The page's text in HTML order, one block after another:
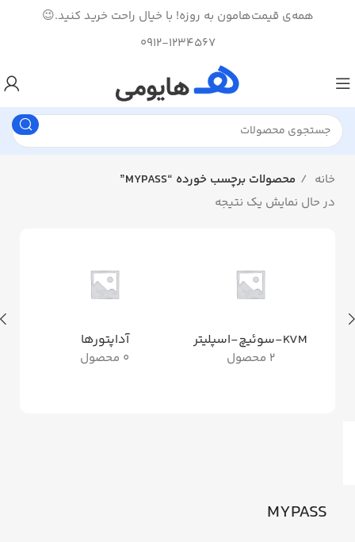
همه‌ی قیمت‌هامون به روزه! با خیال راحت خرید کنید.😉
0912-1234567
خانه
محصولات برچسب خورده “MYPASS”
در حال نمایش یک نتیجه
KVM-سوئیچ-اسپلیتر
2 محصول
آداپتورها
0 محصول
MYPASS